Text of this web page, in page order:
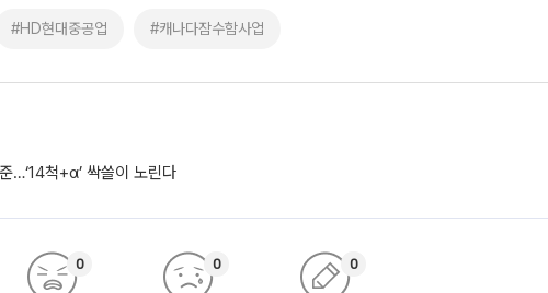
#HD현대중공업 #캐나다잠수함사업
…‘14척+α’ 싹쓸이 노린다
0 0 0